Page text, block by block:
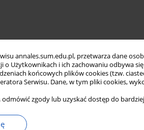
annales.sum.edu.pl, przetwarza dane
o Użytkownikach i ich zachowaniu odbywa
końcowych plików cookies (tzw.
Serwisu. Dane, w tym pliki cookies,
zgody lub uzyskać dostęp do